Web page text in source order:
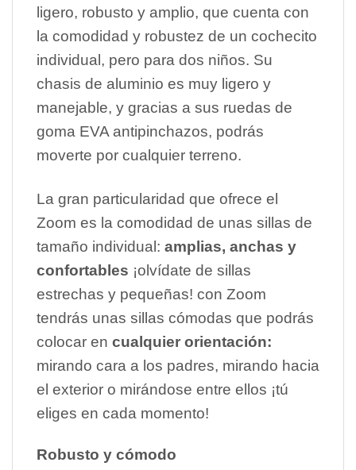
ligero, robusto y amplio, que cuenta con
la comodidad y robustez de un cochecito
individual, pero para dos niños. Su
chasis de aluminio es muy ligero y
manejable, y gracias a sus ruedas de
goma EVA antipinchazos, podrás
moverte por cualquier terreno.
La gran particularidad que ofrece el
Zoom es la comodidad de unas sillas de
tamaño individual: amplias, anchas y
confortables ¡olvídate de sillas
estrechas y pequeñas! con Zoom
tendrás unas sillas cómodas que podrás
colocar en cualquier orientación:
mirando cara a los padres, mirando hacia
el exterior o mirándose entre ellos ¡tú
eliges en cada momento!
Robusto y cómodo